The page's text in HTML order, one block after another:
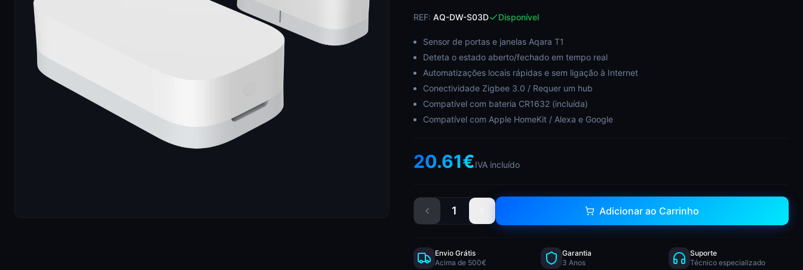
REF: AQ-DW-S03D Disponível
Sensor de portas e janelas Aqara T1
Deteta o estado aberto/fechado em tempo real
Automatizações locais rápidas e sem ligação à Internet
Conectividade Zigbee 3.0 / Requer um hub
Compatível com bateria CR1632 (incluída)
Compatível com Apple HomeKit / Alexa e Google
20.61€IVA incluído
1 Adicionar ao Carrinho
Envio Grátis
Acima de 500€
Garantia
3 Anos
Suporte
Técnico especializado